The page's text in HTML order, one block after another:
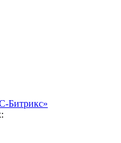
Битрикс»